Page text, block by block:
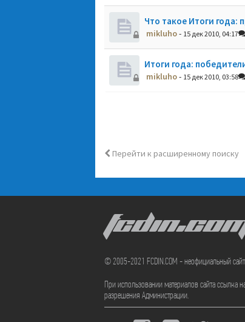
Что такое Итоги года:
mikluho- 15 дек 2010, 04:17
Итоги года:
mikluho- 15 дек 2010, 03:58
Перейти к расширенному поиску
© 2005-2021 FCDIN.COM - неофициальный
При использовании материалов сайта
разрешения Администрации.